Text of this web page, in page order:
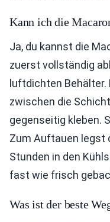
Kann ich die
Ja, du kannst die
zuerst vollständig
luftdichten
zwischen die
gegenseitig kleben.
Zum Auftauen legst
Stunden in den
fast wie frisch
Was ist der beste